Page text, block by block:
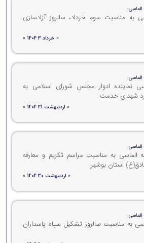
به مناسبت سوم خرداد، سالروز آزادسازی
« خرداد 3 1404 »
نماینده ادوار مجلس شورای اسلامی به
شهدای خدمت
« اردیبهشت 31 1404 »
الماسی به مناسبت مراسم تکریم و معارفه
استان بوشهر
« اردیبهشت 30 1404 »
به مناسبت سالروز تشکیل سپاه پاسداران